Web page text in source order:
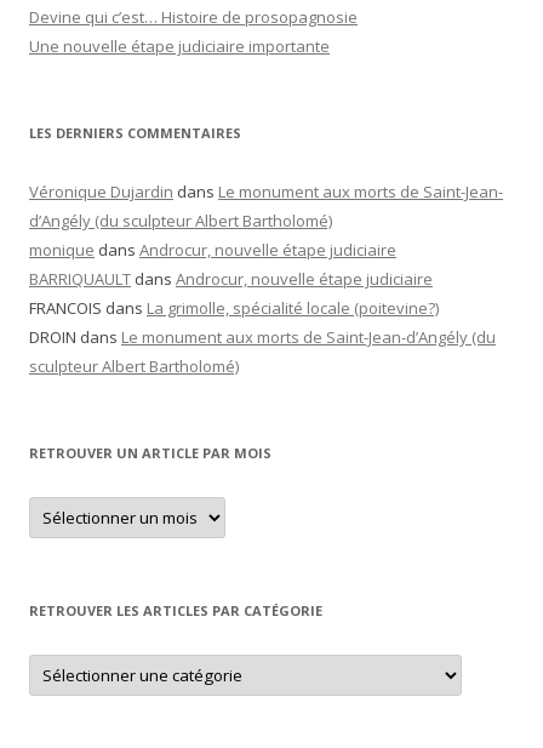
Devine qui c’est… Histoire de prosopagnosie
Une nouvelle étape judiciaire importante
LES DERNIERS COMMENTAIRES
Véronique Dujardin dans Le monument aux morts de Saint-Jean-
d’Angély (du sculpteur Albert Bartholomé)
monique dans Androcur, nouvelle étape judiciaire
BARRIQUAULT dans Androcur, nouvelle étape judiciaire
FRANCOIS dans La grimolle, spécialité locale (poitevine?)
DROIN dans Le monument aux morts de Saint-Jean-d’Angély (du
sculpteur Albert Bartholomé)
RETROUVER UN ARTICLE PAR MOIS
Retrouver
un
article
RETROUVER LES ARTICLES PAR CATÉGORIE
Retrouver
les
articles